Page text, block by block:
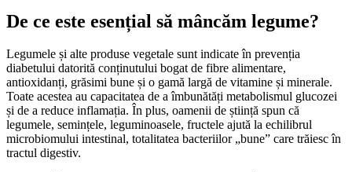
De ce este esențial să mâncăm legume?
Legumele și alte produse vegetale sunt indicate în prevenția
diabetului datorită conținutului bogat de fibre alimentare,
antioxidanți, grăsimi bune și o gamă largă de vitamine și minerale.
Toate acestea au capacitatea de a îmbunătăți metabolismul glucozei
și de a reduce inflamația. În plus, oamenii de știință spun că
legumele, semințele, leguminoasele, fructele ajută la echilibrul
microbiomului intestinal, totalitatea bacteriilor „bune” care trăiesc în
tractul digestiv.